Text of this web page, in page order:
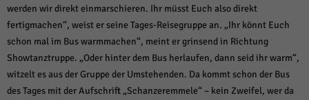
werden wir direkt einmarschieren. Ihr müsst Euch also direkt
fertigmachen“, weist er seine Tages-Reisegruppe an. „Ihr könnt Euch
schon mal im Bus warmmachen“, meint er grinsend in Richtung
Showtanztruppe. „Oder hinter dem Bus herlaufen, dann seid ihr warm“,
witzelt es aus der Gruppe der Umstehenden. Da kommt schon der Bus
des Tages mit der Aufschrift „Schanzeremmele“ – kein Zweifel, wer da